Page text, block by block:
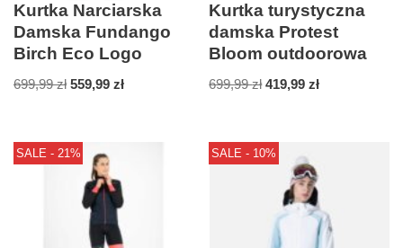
Kurtka Narciarska
Damska Fundango
Birch Eco Logo
699,99zł 559,99 zł
Kurtka turystyczna
damska Protest
Bloom outdoorowa
699,99zł 419,99zł
SALE - 21% SALE - 10%